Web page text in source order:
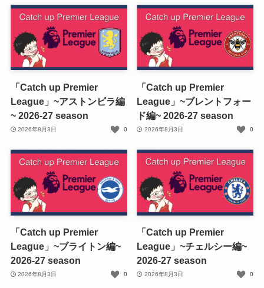
「Catch up Premier
League」~アストンビラ編
~ 2026-27 season
2026年8月3日 0
「Catch up Premier
League」~ブレントフォー
ド編~ 2026-27 season
2026年8月3日 0
「Catch up Premier
League」~ブライトン編~
2026-27 season
2026年8月3日 0
「Catch up Premier
League」~チェルシー編~
2026-27 season
2026年8月3日 0